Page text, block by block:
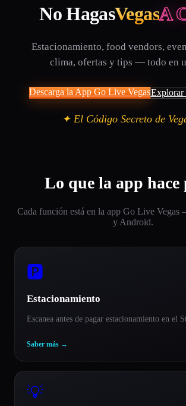
No HagasVegasA
Estacionamiento, food vendors,
clima, ofertas y tips — todo en
Descarga la App Go Live VegasExplorar
✦ El Código Secreto de
Lo que la app hace
Cada función está en la app Go Live Vegas
y Android.
🅿️
Estacionamiento
Escanea antes de pagar estacionamiento en el
Saber más →
💡